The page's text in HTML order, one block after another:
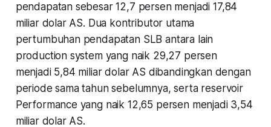
pendapatan sebesar 12,7 persen menjadi 17,84
miliar dolar AS. Dua kontributor utama
pertumbuhan pendapatan SLB antara lain
production system yang naik 29,27 persen
menjadi 5,84 miliar dolar AS dibandingkan dengan
periode sama tahun sebelumnya, serta reservoir
Performance yang naik 12,65 persen menjadi 3,54
miliar dolar AS.